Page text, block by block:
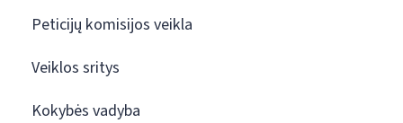
Peticijų komisijos veikla
Veiklos sritys
Kokybės vadyba